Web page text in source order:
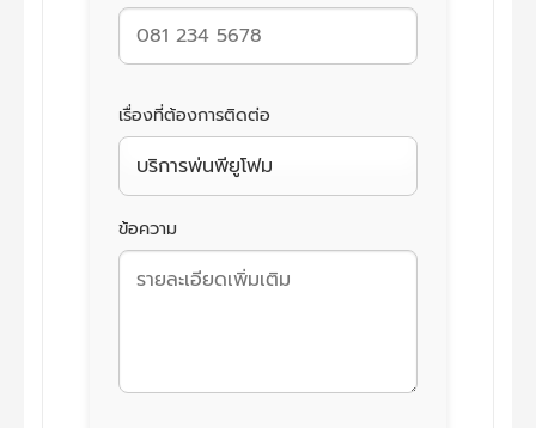
เรื่องที่ต้องการติดต่อ
ข้อความ